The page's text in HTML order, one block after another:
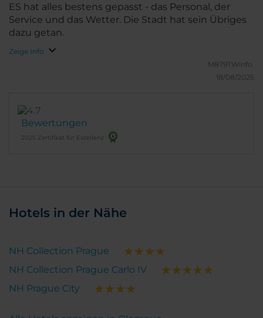
ES hat alles bestens gepasst - das Personal, der
Service und das Wetter. Die Stadt hat sein Übriges
dazu getan.
Zeige Info
M879TWinfo.
18/08/2025
Bewertungen
2025 Zertifikat für Exzellenz
Hotels in der Nähe
NH Collection Prague
NH Collection Prague Carlo IV
NH Prague City